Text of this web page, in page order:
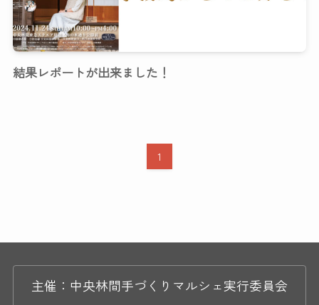
結果レポートが出来ました！
1
主催：中央林間手づくりマルシェ実行委員会